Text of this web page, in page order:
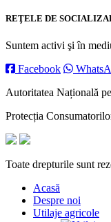
REŢELE DE
Suntem activi şi în
Facebook
Autoritatea Națională
Protecția
Toate drepturile sunt
Acasă
Despre noi
Utilaje agricole